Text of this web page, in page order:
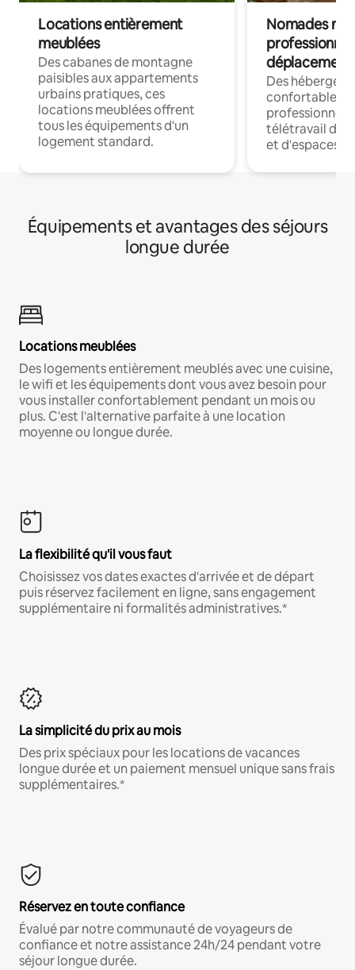
Locations entièrement
meublées
Des cabanes de montagne
paisibles aux appartements
urbains pratiques, ces
locations meublées offrent
tous les équipements d'un
logement standard.
Nomades
déplacement
Des
confortables
professionnels
télétravail
et d'espaces
Équipements et avantages des séjours
longue durée
Locations meublées
Des logements entièrement meublés avec une cuisine,
le wifi et les équipements dont vous avez besoin pour
vous installer confortablement pendant un mois ou
plus. C'est l'alternative parfaite à une location
moyenne ou longue durée.
La flexibilité qu'il vous faut
Choisissez vos dates exactes d'arrivée et de départ
puis réservez facilement en ligne, sans engagement
supplémentaire ni formalités administratives.*
La simplicité du prix au mois
Des prix spéciaux pour les locations de vacances
longue durée et un paiement mensuel unique sans frais
supplémentaires.*
Réservez en toute confiance
Évalué par notre communauté de voyageurs de
confiance et notre assistance 24h/24 pendant votre
séjour longue durée.